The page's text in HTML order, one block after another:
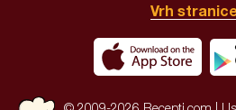
Vrh